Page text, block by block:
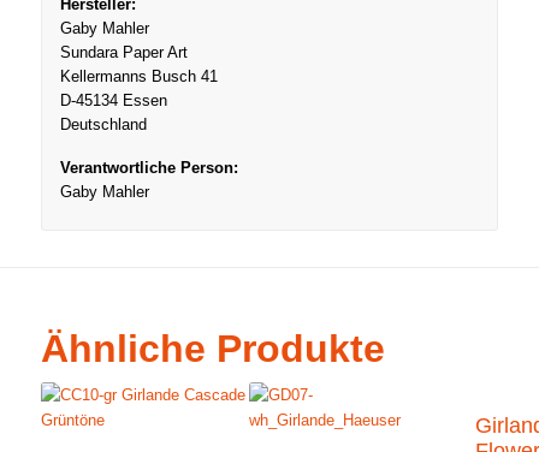
Hersteller:
Gaby Mahler
Sundara Paper Art
Kellermanns Busch 41
D-45134 Essen
Deutschland
Verantwortliche Person:
Gaby Mahler
Ähnliche Produkte